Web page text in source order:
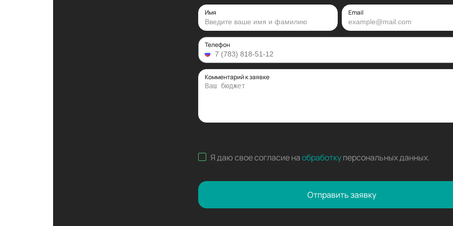
Имя Email
Телефон
Комментарий к заявке
Я даю свое согласие наобработку персональных данных.
Отправить заявку